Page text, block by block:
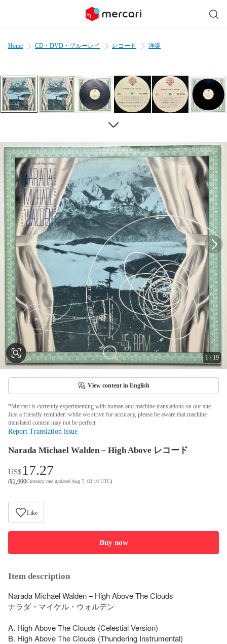
Home CD・DVD・ブルーレイ レコード 洋楽
1 /19
View content in English
*Mercari is currently experimenting with human and machine translations on our site.
Just a friendly reminder: while we strive for accuracy, please be aware that machine
translated content may not be perfect.
Report Translation issue
Narada Michael Walden – High Above レコード
US$17.27
(¥2,600Currency rate updated Aug 7, 02:10 UTC)
Like
Buy now
Item description
Narada Michael Walden – High Above The Clouds
ナラダ・マイケル・ウォルデン
A. High Above The Clouds (Celestial Version)
B. High Above The Clouds (Thundering Instrumental)